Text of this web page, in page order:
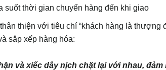
suốt thời gian chuyển hàng đến khi giao
thiện với tiêu chí “khách hàng là thượng
sắp xếp hàng hóa:
và xiếc dây nịch chặt lại với nhau, đảm